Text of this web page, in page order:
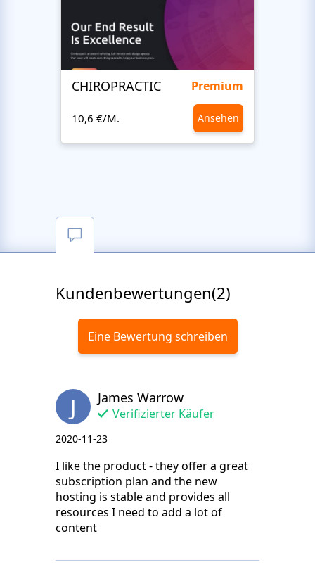
CHIROPRACTIC Premium
10,6 €/M. Ansehen
Kundenbewertungen(2)
Eine Bewertung schreiben
J James Warrow
Verifizierter Käufer
2020-11-23
I like the product - they offer a great
subscription plan and the new
hosting is stable and provides all
resources I need to add a lot of
content